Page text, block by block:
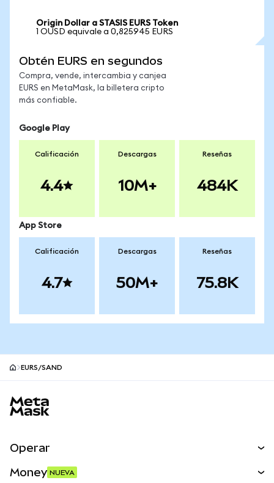
Origin Dollar a STASIS EURS Token
1 OUSD equivale a 0,825945 EURS
Obtén EURS en segundos
Compra, vende, intercambia y canjea
EURS en MetaMask, la billetera cripto
más confiable.
Google Play
Calificación
4.4
Descargas
10M+
Reseñas
484K
App Store
Calificación
4.7
Descargas
50M+
Reseñas
75.8K
EURS/SAND
Operar
Money NUEVA